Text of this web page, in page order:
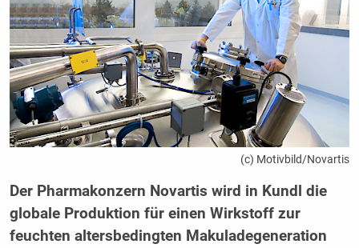
(c) Motivbild/Novartis
Der Pharmakonzern Novartis wird in Kundl die
globale Produktion für einen Wirkstoff zur
feuchten altersbedingten Makuladegeneration